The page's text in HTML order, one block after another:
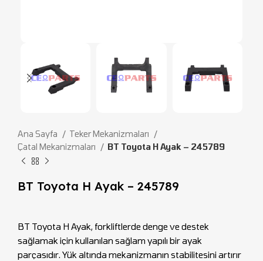
Ana Sayfa
Teker Mekanizmaları
Çatal Mekanizmaları
BT Toyota H Ayak – 245789
BT Toyota H Ayak – 245789
BT Toyota H Ayak, forkliftlerde denge ve destek
sağlamak için kullanılan sağlam yapılı bir ayak
parçasıdır. Yük altında mekanizmanın stabilitesini artırır